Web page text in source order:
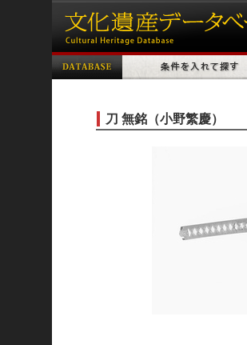
刀 無銘（小野繁慶）